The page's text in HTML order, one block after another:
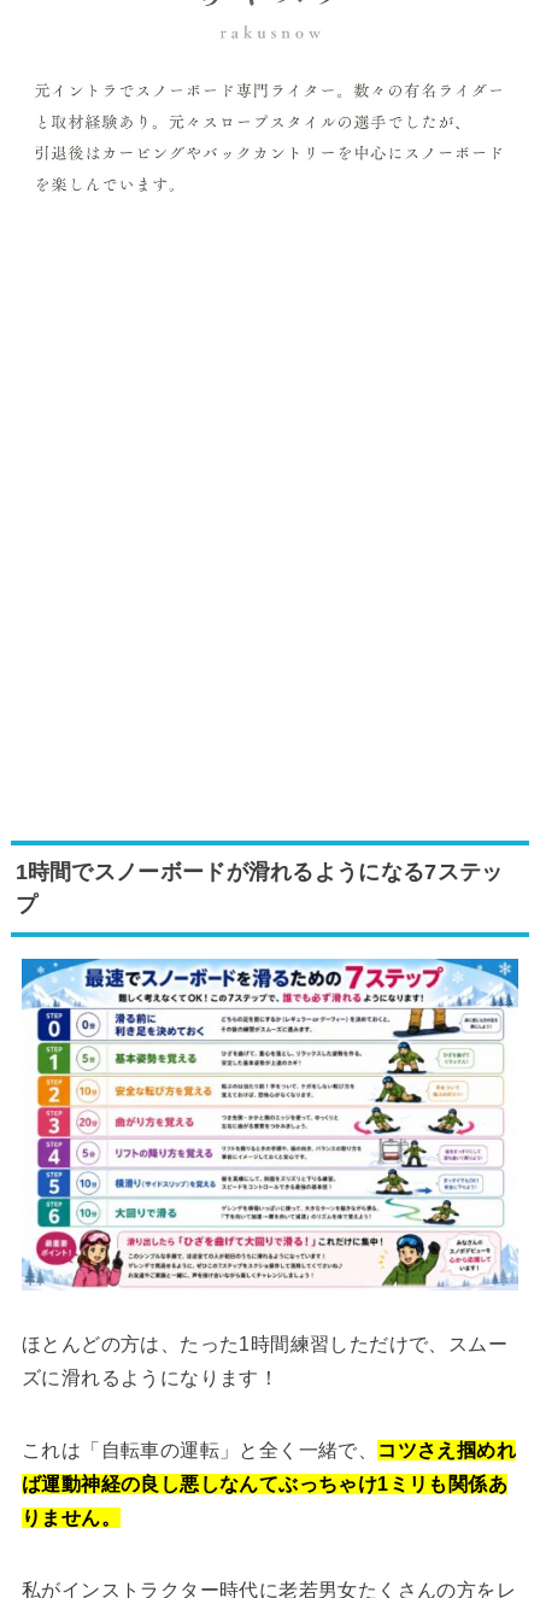
1時間でスノーボードが滑れるようになる7ステッ
プ
ほとんどの方は、たった1時間練習しただけで、スムー
ズに滑れるようになります！
これは「自転車の運転」と全く一緒で、
コツさえ掴めれ
ば運動神経の良し悪しなんてぶっちゃけ1ミリも関係あ
りません。
私がインストラクター時代に老若男女たくさんの方をレ